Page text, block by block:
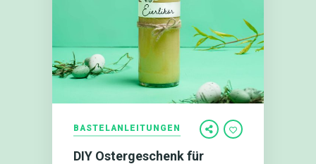
BASTELANLEITUNGEN
DIY Ostergeschenk für